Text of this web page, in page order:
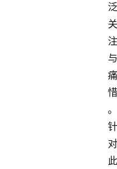
泛
关
注
与
痛
惜
。
针
对
此